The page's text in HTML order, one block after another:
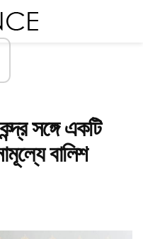
সঙ্গে একটি
বালিশ